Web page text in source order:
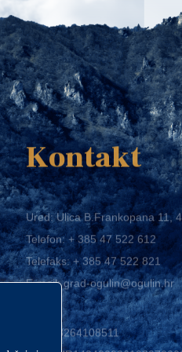
Kontakt
Ured: Ulica B.Frankopana 11,
Telefon:+ 385 47 522 612
Telefaks:+ 385 47 522 821
E-mail:grad-ogulin@ogulin.hr
OIB: 58264108511
IBAN: